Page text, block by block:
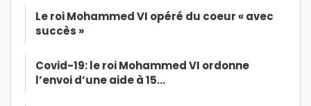
Le roi Mohammed VI opéré du coeur « avec
succès »
Covid-19: le roi Mohammed VI ordonne
l’envoi d’une aide à 15…